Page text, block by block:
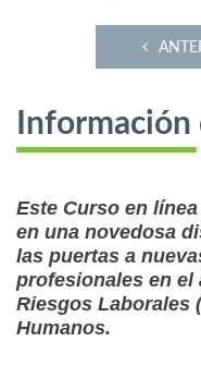
Información
Este Curso en
en una novedosa
las puertas a
profesionales en el
Riesgos Laborales
Humanos.